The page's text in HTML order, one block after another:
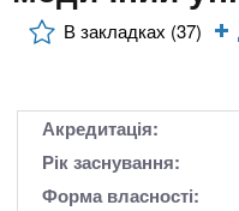
n
t
s
а
За
В закладках (37)
Акредитація:
Рік заснування:
Форма власності: